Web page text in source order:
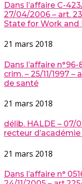
Dans l’affaire C-
27/04/2006 – art.
State for Work and
21 mars 2018
Dans l’affaire
crim. – 25/11/1997
de santé
21 mars 2018
délib. HALDE – 07/
recteur
21 mars 2018
Dans l’affaire n°